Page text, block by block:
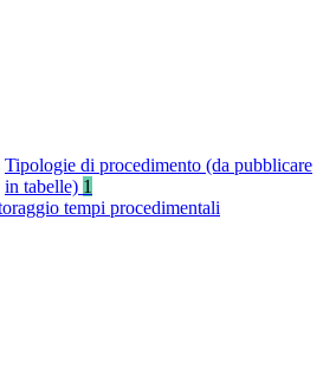
Tipologie di procedimento (da pubblicare
in tabelle) 1
tempi procedimentali